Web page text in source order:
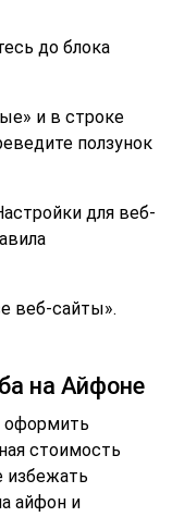
до блока
и в строке
ползунок
для веб-
веб-сайты».
на Айфоне
оформить
стоимость
избежать
айфон и